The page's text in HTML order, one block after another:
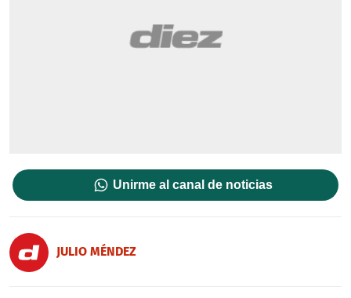
Unirme al canal de noticias
JULIO MÉNDEZ